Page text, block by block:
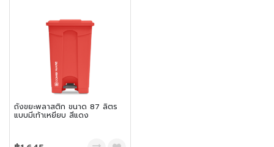
ถังขยะพลาสติก ขนาด 87 ลิตร
แบบมีเท้าเหยียบ สีแดง